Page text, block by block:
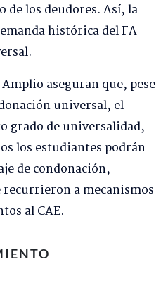
de los deudores. Así, la
histórica del FA
aseguran que, pese
universal, el
grado de universalidad,
los estudiantes podrán
de condonación,
a mecanismos
al CAE.